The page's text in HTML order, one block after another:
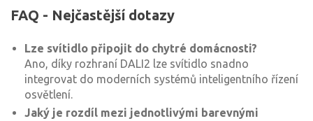
FAQ - Nejčastější dotazy
Lze svítidlo připojit do chytré domácnosti?
Ano, díky rozhraní DALI2 lze svítidlo snadno
integrovat do moderních systémů inteligentního řízení
osvětlení.
Jaký je rozdíl mezi jednotlivými barevnými